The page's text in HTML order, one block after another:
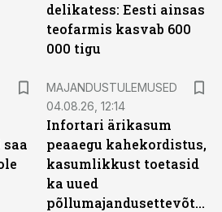
delikatess: Eesti ainsas
teofarmis kasvab 600
000 tigu
MAJANDUSTULEMUSED
04.08.26, 12:14
Infortari ärikasum
peaaegu kahekordistus,
kasumlikkust toetasid
ka uued
põllumajandusettevõtted